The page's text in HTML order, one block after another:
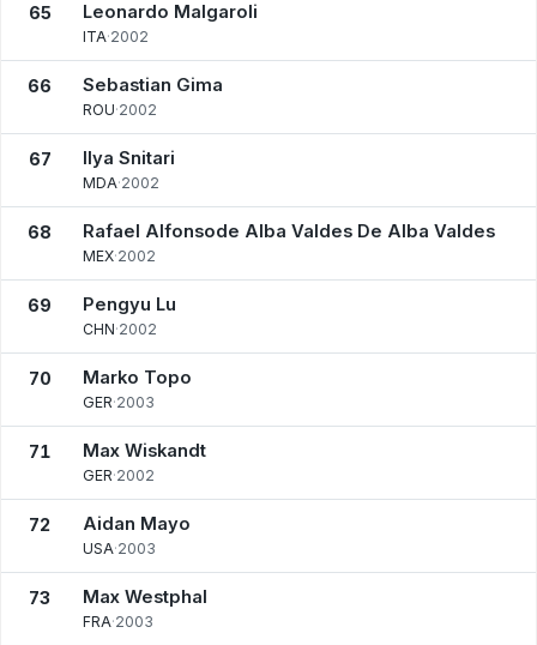
65 Leonardo Malgaroli
ITA·2002
66 Sebastian Gima
ROU·2002
67 Ilya Snitari
MDA·2002
68 Rafael Alfonsode Alba Valdes De Alba Valdes
MEX·2002
69 Pengyu Lu
CHN·2002
70 Marko Topo
GER·2003
71 Max Wiskandt
GER·2002
72 Aidan Mayo
USA·2003
73 Max Westphal
FRA·2003